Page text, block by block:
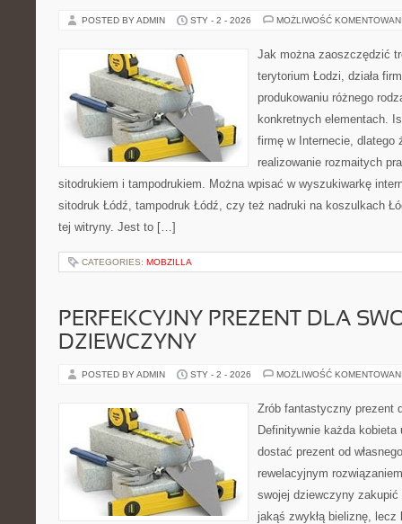
POSTED BY ADMIN STY - 2 - 2026 MOŻLIWOŚĆ
Jak można zaoszczędzić
terytorium Łodzi, działa
produkowaniu różnego
konkretnych elementach.
firmę w Internecie, dlatego
realizowanie rozmaitych
sitodrukiem i tampodrukiem. Można wpisać w wyszukiwarkę
sitodruk Łódź, tampodruk Łódź, czy też nadruki na koszulkach
tej witryny. Jest to […]
CATEGORIES: MOBZILLA
PERFEKCYJNY PREZENT DLA
DZIEWCZYNY
POSTED BY ADMIN STY - 2 - 2026 MOŻLIWOŚĆ
Zrób fantastyczny prezent
Definitywnie każda
dostać prezent od
rewelacyjnym
swojej dziewczyny
jakąś zwykłą bieliznę, lecz